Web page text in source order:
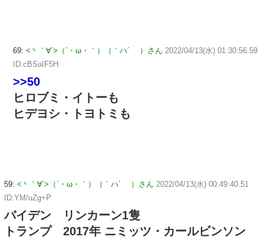
69: <丶｀∀´>（´・ω・｀）（｀ハ´ ）さん 2022/04/13(水) 01:30:56.59
ID:cBSaIF5H
>>50
ヒロブミ・イトーも
ヒデヨシ・トヨトミも
59: <丶｀∀´>（´・ω・｀）（｀ハ´ ）さん 2022/04/13(水) 00:49:40.51
ID:YM/uZg+P
バイデン リンカーン1隻
トランプ 2017年 ニミッツ・カールビンソン